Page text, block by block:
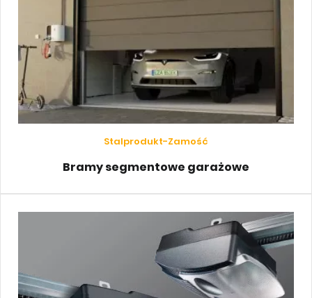
Stalprodukt-Zamość
Bramy segmentowe garażowe